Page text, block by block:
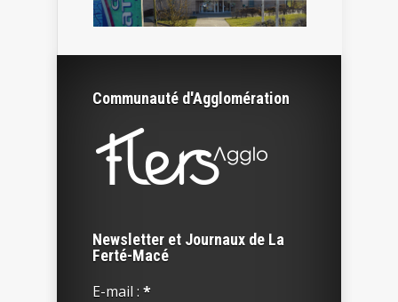
Communauté d'Agglomération
Newsletter et Journaux de La
Ferté-Macé
E-mail : *